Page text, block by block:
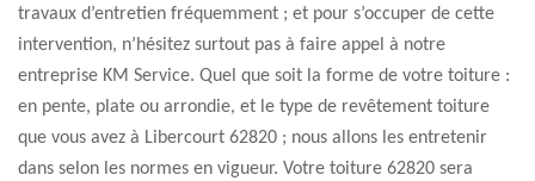
travaux d’entretien fréquemment ; et pour s’occuper de cette
intervention, n’hésitez surtout pas à faire appel à notre
entreprise KM Service. Quel que soit la forme de votre toiture :
en pente, plate ou arrondie, et le type de revêtement toiture
que vous avez à Libercourt 62820 ; nous allons les entretenir
dans selon les normes en vigueur. Votre toiture 62820 sera